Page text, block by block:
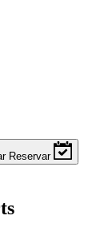
Reservar